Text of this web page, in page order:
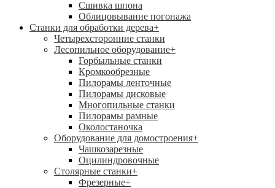
Сшивка шпона
Облицовывание погонажа
Станки для обработки дерева+
Четырехсторонние станки
Лесопильное оборудование+
Горбыльные станки
Кромкообрезные
Пилорамы ленточные
Пилорамы дисковые
Многопильные станки
Пилорамы рамные
Околостаночка
Оборудование для домостроения+
Чашкозарезные
Оцилиндровочные
Столярные станки+
Фрезерные+